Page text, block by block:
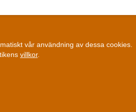
vår användning av dessa cookies.
villkor.